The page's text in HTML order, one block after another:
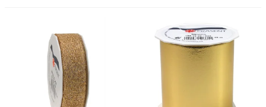
Prix 4,99€ HT